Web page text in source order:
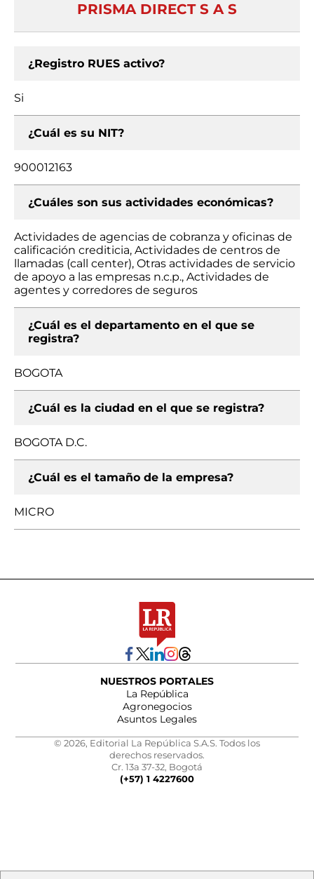
PRISMA DIRECT S A S
¿Registro RUES activo?
Si
¿Cuál es su NIT?
900012163
¿Cuáles son sus actividades económicas?
Actividades de agencias de cobranza y oficinas de
calificación crediticia, Actividades de centros de
llamadas (call center), Otras actividades de servicio
de apoyo a las empresas n.c.p., Actividades de
agentes y corredores de seguros
¿Cuál es el departamento en el que se
registra?
BOGOTA
¿Cuál es la ciudad en el que se registra?
BOGOTA D.C.
¿Cuál es el tamaño de la empresa?
MICRO
NUESTROS PORTALES
La República
Agronegocios
Asuntos Legales
© 2026, Editorial La República S.A.S. Todos los
derechos reservados.
Cr. 13a 37-32, Bogotá
(+57) 1 4227600